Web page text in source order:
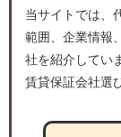
当サイトでは、
範囲、企業情報
社を紹介してい
賃貸保証会社選